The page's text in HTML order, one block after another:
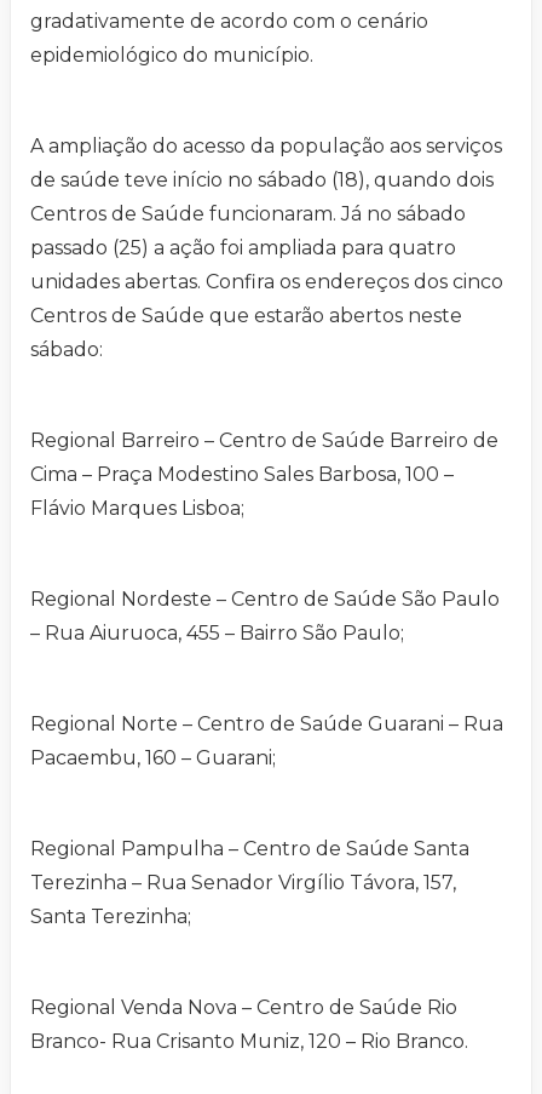
gradativamente de acordo com o cenário
epidemiológico do município.
A ampliação do acesso da população aos serviços
de saúde teve início no sábado (18), quando dois
Centros de Saúde funcionaram. Já no sábado
passado (25) a ação foi ampliada para quatro
unidades abertas. Confira os endereços dos cinco
Centros de Saúde que estarão abertos neste
sábado:
Regional Barreiro – Centro de Saúde Barreiro de
Cima – Praça Modestino Sales Barbosa, 100 –
Flávio Marques Lisboa;
Regional Nordeste – Centro de Saúde São Paulo
– Rua Aiuruoca, 455 – Bairro São Paulo;
Regional Norte – Centro de Saúde Guarani – Rua
Pacaembu, 160 – Guarani;
Regional Pampulha – Centro de Saúde Santa
Terezinha – Rua Senador Virgílio Távora, 157,
Santa Terezinha;
Regional Venda Nova – Centro de Saúde Rio
Branco- Rua Crisanto Muniz, 120 – Rio Branco.